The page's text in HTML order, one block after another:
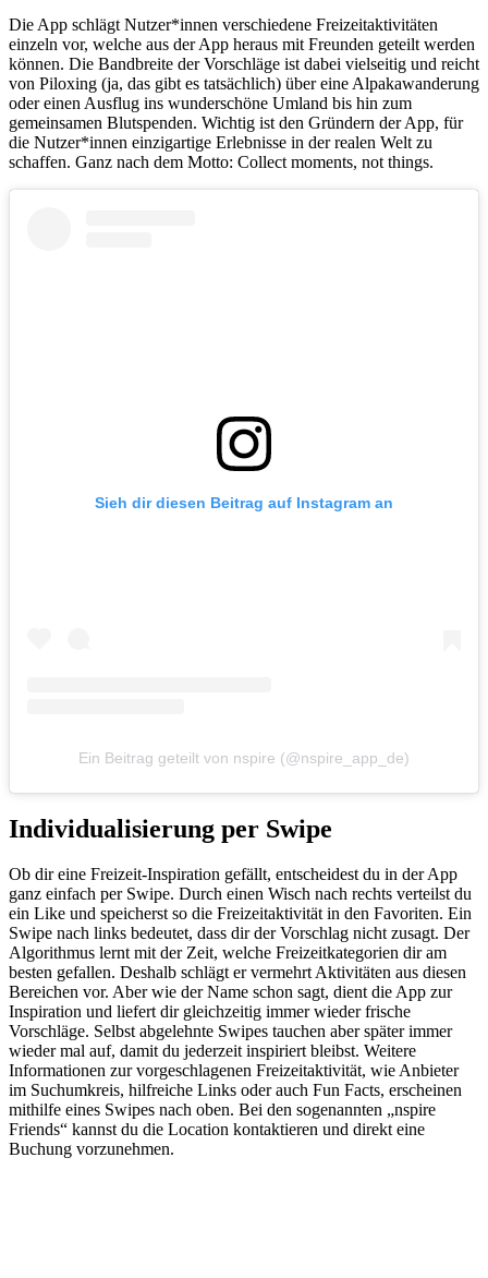
Die App schlägt Nutzer*innen verschiedene Freizeitaktivitäten
einzeln vor, welche aus der App heraus mit Freunden geteilt werden
können. Die Bandbreite der Vorschläge ist dabei vielseitig und reicht
von Piloxing (ja, das gibt es tatsächlich) über eine Alpakawanderung
oder einen Ausflug ins wunderschöne Umland bis hin zum
gemeinsamen Blutspenden. Wichtig ist den Gründern der App, für
die Nutzer*innen einzigartige Erlebnisse in der realen Welt zu
schaffen. Ganz nach dem Motto: Collect moments, not things.
Sieh dir diesen Beitrag auf Instagram an
Ein Beitrag geteilt von nspire (@nspire_app_de)
Individualisierung per Swipe
Ob dir eine Freizeit-Inspiration gefällt, entscheidest du in der App
ganz einfach per Swipe. Durch einen Wisch nach rechts verteilst du
ein Like und speicherst so die Freizeitaktivität in den Favoriten. Ein
Swipe nach links bedeutet, dass dir der Vorschlag nicht zusagt. Der
Algorithmus lernt mit der Zeit, welche Freizeitkategorien dir am
besten gefallen. Deshalb schlägt er vermehrt Aktivitäten aus diesen
Bereichen vor. Aber wie der Name schon sagt, dient die App zur
Inspiration und liefert dir gleichzeitig immer wieder frische
Vorschläge. Selbst abgelehnte Swipes tauchen aber später immer
wieder mal auf, damit du jederzeit inspiriert bleibst. Weitere
Informationen zur vorgeschlagenen Freizeitaktivität, wie Anbieter
im Suchumkreis, hilfreiche Links oder auch Fun Facts, erscheinen
mithilfe eines Swipes nach oben. Bei den sogenannten „nspire
Friends“ kannst du die Location kontaktieren und direkt eine
Buchung vorzunehmen.